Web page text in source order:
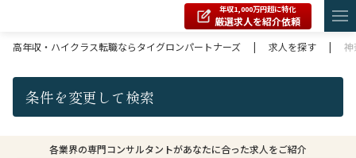
年収1,000万円超に特化
厳選求人を紹介依頼
高年収・ハイクラス転職ならタイグロンパートナーズ
| 求人を探す |
条件を変更して検索
各業界の専門コンサルタントがあなたに合った求人をご紹介